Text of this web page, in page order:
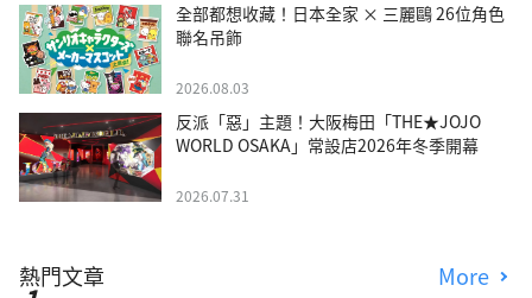
全部都想收藏！日本全家 × 三麗鷗 26位角色
聯名吊飾
2026.08.03
反派「惡」主題！大阪梅田「THE★JOJO
WORLD OSAKA」常設店2026年冬季開幕
2026.07.31
熱門文章 More